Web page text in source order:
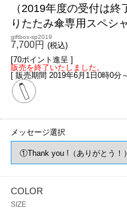
（2019年度の受付は終
りたたみ傘専用スペシ
giftbox-sp2019
7,700円 (税込)
[70ポイント進呈 ]
販売を終了いたしました。
[ 販売期間 2019年6月1日0時0分
メッセージ選択
COLOR
SIZE